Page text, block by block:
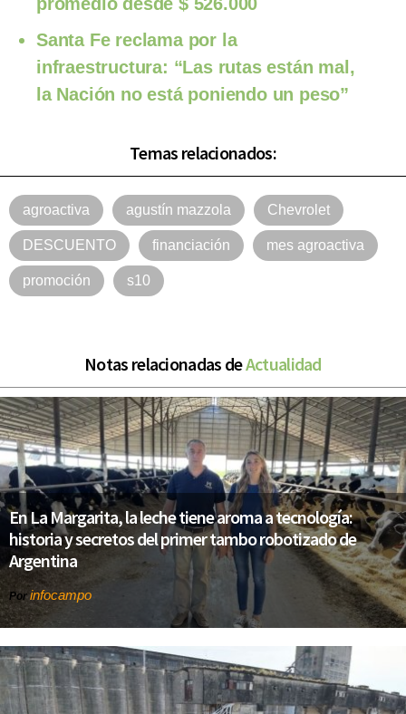
Santa Fe reclama por la
infraestructura: “Las rutas están mal,
la Nación no está poniendo un peso”
Temas relacionados:
agroactiva agustín mazzola Chevrolet
DESCUENTO financiación mes agroactiva
promoción s10
Notas relacionadas deActualidad
En La Margarita, la leche tiene aroma a tecnología:
historia y secretos del primer tambo robotizado de
Argentina
Porinfocampo